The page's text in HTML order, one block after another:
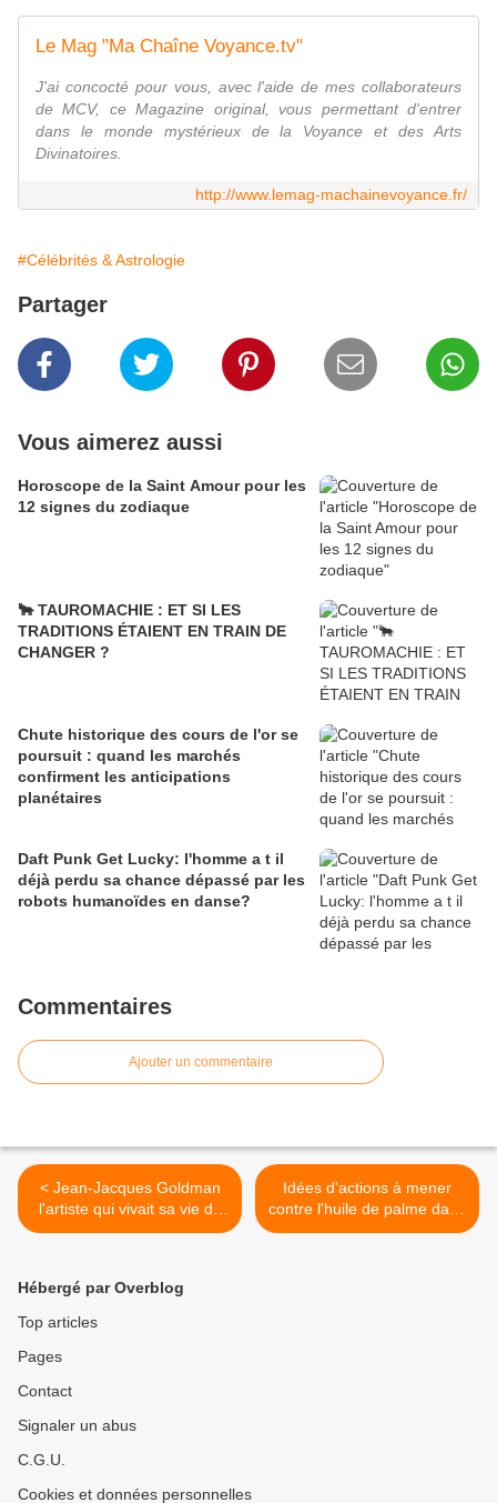
Le Mag "Ma Chaîne Voyance.tv"
J'ai concocté pour vous, avec l'aide de mes collaborateurs
de MCV, ce Magazine original, vous permettant d'entrer
dans le monde mystérieux de la Voyance et des Arts
Divinatoires.
http://www.lemag-machainevoyance.fr/
#Célébrités & Astrologie
Partager
Vous aimerez aussi
Horoscope de la Saint Amour pour les
12 signes du zodiaque
🐂 TAUROMACHIE : ET SI LES
TRADITIONS ÉTAIENT EN TRAIN DE
CHANGER ?
Chute historique des cours de l'or se
poursuit : quand les marchés
confirment les anticipations
planétaires
Daft Punk Get Lucky: l'homme a t il
déjà perdu sa chance dépassé par les
robots humanoïdes en danse?
Commentaires
Ajouter un commentaire
< Jean-Jacques Goldman
l'artiste qui vivait sa vie de
star par procuration
Idées d'actions à mener
contre l'huile de palme dans
nos aliments >
Hébergé par Overblog
Top articles
Pages
Contact
Signaler un abus
C.G.U.
Cookies et données personnelles